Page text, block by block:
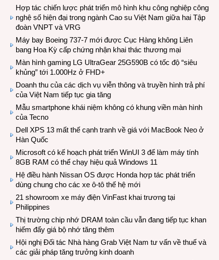
Hợp tác chiến lược phát triển mô hình khu công nghiệp công
nghệ số hiện đại trong ngành Cao su Việt Nam giữa hai Tập
đoàn VNPT và VRG
Máy bay Boeing 737-7 mới được Cục Hàng không Liên
bang Hoa Kỳ cấp chứng nhận khai thác thương mại
Màn hình gaming LG UltraGear 25G590B có tốc độ “siêu
khủng” tới 1.000Hz ở FHD+
Doanh thu của các dịch vụ viễn thông và truyền hình trả phí
của Việt Nam tiếp tục gia tăng
Mẫu smartphone khái niệm không có khung viền màn hình
của Tecno
Dell XPS 13 mất thế cạnh tranh về giá với MacBook Neo ở
Hàn Quốc
Microsoft có kế hoạch phát triển WinUI 3 để làm máy tính
8GB RAM có thể chạy hiệu quả Windows 11
Hệ điều hành Nissan OS được Honda hợp tác phát triển
dùng chung cho các xe ô-tô thế hệ mới
21 showroom xe máy điện VinFast khai trương tại
Philippines
Thị trường chip nhớ DRAM toàn cầu vẫn đang tiếp tục khan
hiếm đẩy giá bộ nhớ tăng thêm
Hội nghị Đối tác Nhà hàng Grab Việt Nam tư vấn về thuế và
các giải pháp tăng trưởng kinh doanh